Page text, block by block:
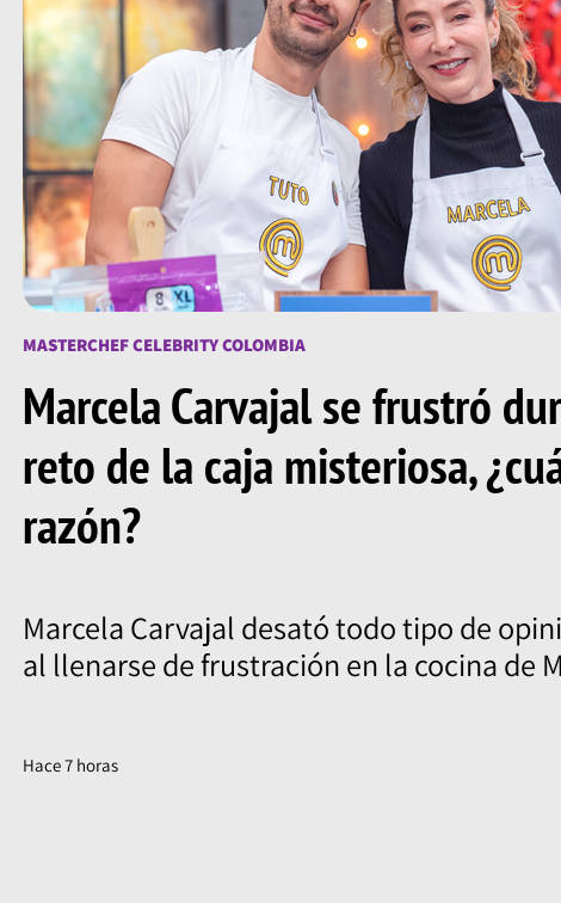
MASTERCHEF CELEBRITY COLOMBIA
Marcela Carvajal se frustró
reto de la caja misteriosa,
razón?
Marcela Carvajal desató todo tipo de
al llenarse de frustración en la cocina de
Hace 7 horas